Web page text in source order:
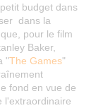
budget dans
dans la
pour le film
Baker,
"The Games"
fond en vue de
l'extraordinaire